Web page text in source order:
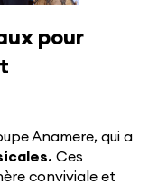
pour
Anamere, qui a
Ces
conviviale et